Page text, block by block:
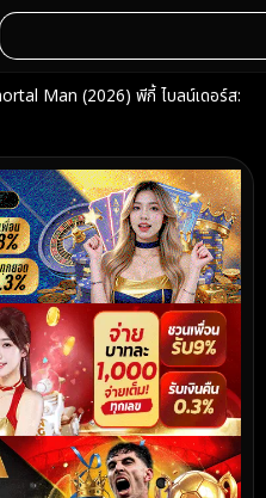
Man (2026) พีกี้ ไบลน์เดอร์ส: